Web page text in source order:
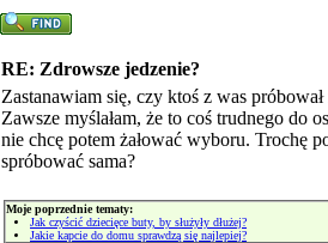
RE: Zdrowsze jedzenie?
Zastanawiam się, czy ktoś z was
Zawsze myślałam, że to coś trudnego
nie chcę potem żałować wyboru. Trochę
spróbować sama?
Moje poprzednie tematy:
Jak czyścić dziecięce buty, by służyły dłużej?
Jakie kapcie do domu sprawdzą się najlepiej?